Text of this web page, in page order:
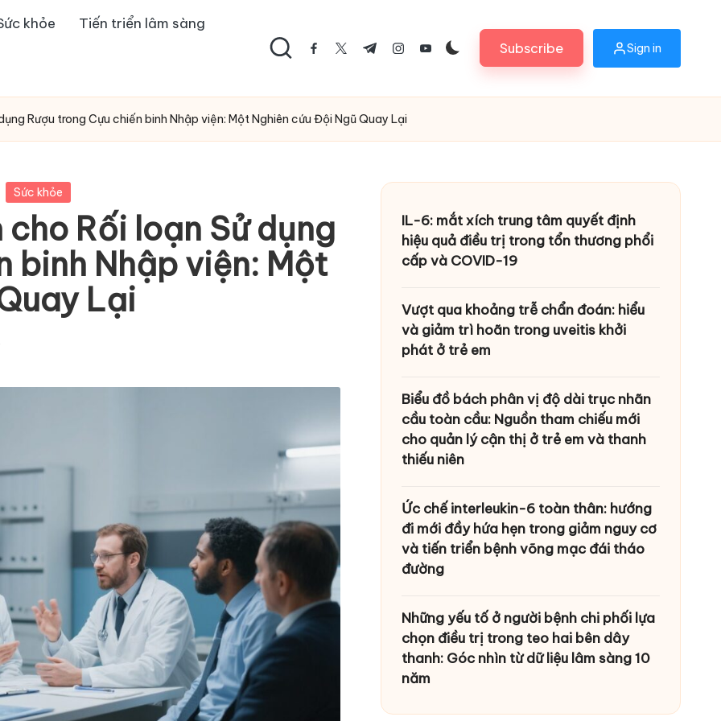
khỏe
Tiến triển lâm sàng
facebook.com
twitter.com
t.me instagram.com
youtube.comSubscribe Sign in
Rượu trong Cựu chiến binh Nhập viện: Một Nghiên cứu Đội Ngũ Quay Lại
Sức khỏe
Rối loạn Sử dụng
binh Nhập viện: Một
Lại
IL-6: mắt xích trung tâm quyết định
hiệu quả điều trị trong tổn thương phổi
cấp và COVID-19
Vượt qua khoảng trễ chẩn đoán: hiểu
và giảm trì hoãn trong uveitis khởi
phát ở trẻ em
Biểu đồ bách phân vị độ dài trục nhãn
cầu toàn cầu: Nguồn tham chiếu mới
cho quản lý cận thị ở trẻ em và thanh
thiếu niên
Ức chế interleukin-6 toàn thân: hướng
đi mới đầy hứa hẹn trong giảm nguy cơ
và tiến triển bệnh võng mạc đái tháo
đường
Những yếu tố ở người bệnh chi phối lựa
chọn điều trị trong teo hai bên dây
thanh: Góc nhìn từ dữ liệu lâm sàng 10
năm